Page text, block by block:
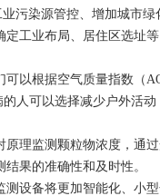
污染源管控、增加城市绿
工业布局、居住区选址
根据空气质量指数（
人可以选择减少户外活
理监测颗粒物浓度，通
果的准确性和及时性。
备将更加智能化、小型